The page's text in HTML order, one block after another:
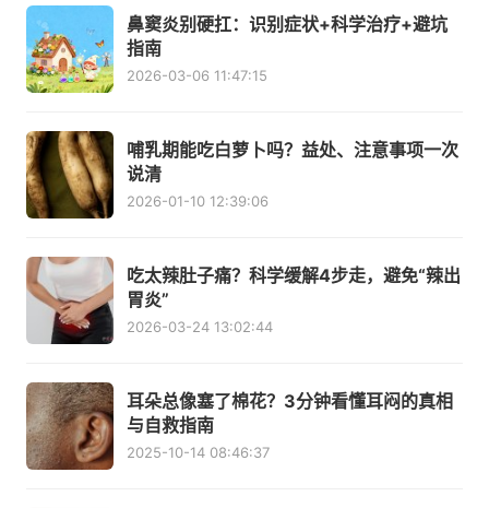
鼻窦炎别硬扛：识别症状+科学治疗+避坑
指南
2026-03-06 11:47:15
哺乳期能吃白萝卜吗？益处、注意事项一次
说清
2026-01-10 12:39:06
吃太辣肚子痛？科学缓解4步走，避免“辣出
胃炎”
2026-03-24 13:02:44
耳朵总像塞了棉花？3分钟看懂耳闷的真相
与自救指南
2025-10-14 08:46:37